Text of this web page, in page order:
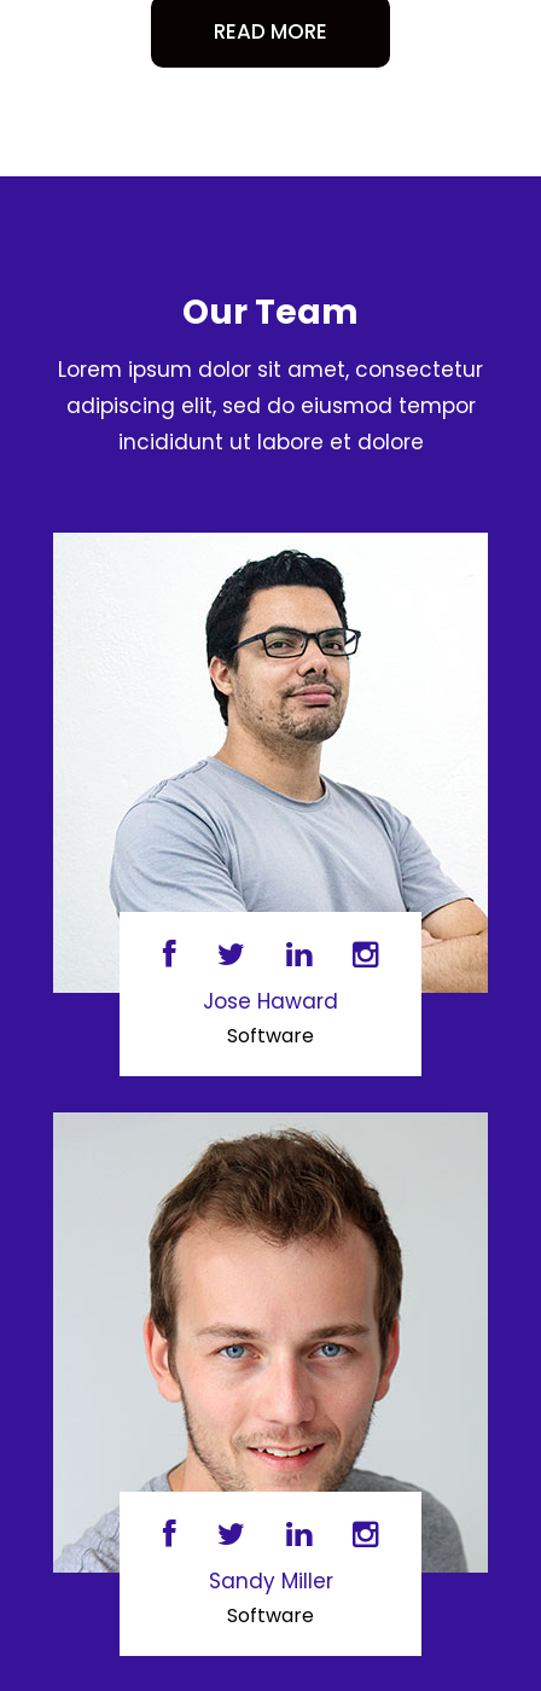
READ MORE
Our Team
Lorem ipsum dolor sit amet, consectetur
adipiscing elit, sed do eiusmod tempor
incididunt ut labore et dolore
Jose Haward
Software
Sandy Miller
Software